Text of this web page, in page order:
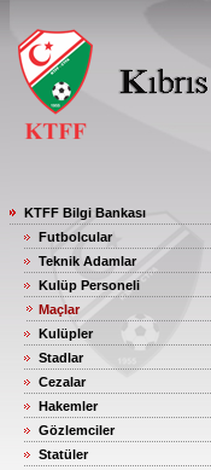
KTFF Bilgi Bankası
Futbolcular
Teknik Adamlar
Kulüp Personeli
Maçlar
Kulüpler
Stadlar
Cezalar
Hakemler
Gözlemciler
Statüler